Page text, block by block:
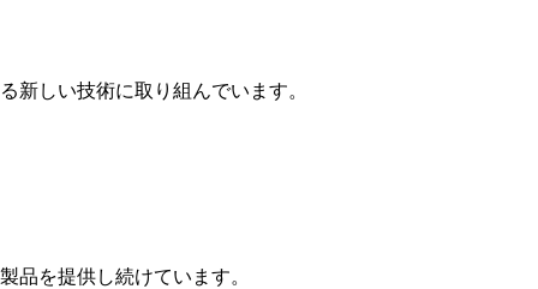
新しい技術に取り組んでいます。
品を提供し続けています。